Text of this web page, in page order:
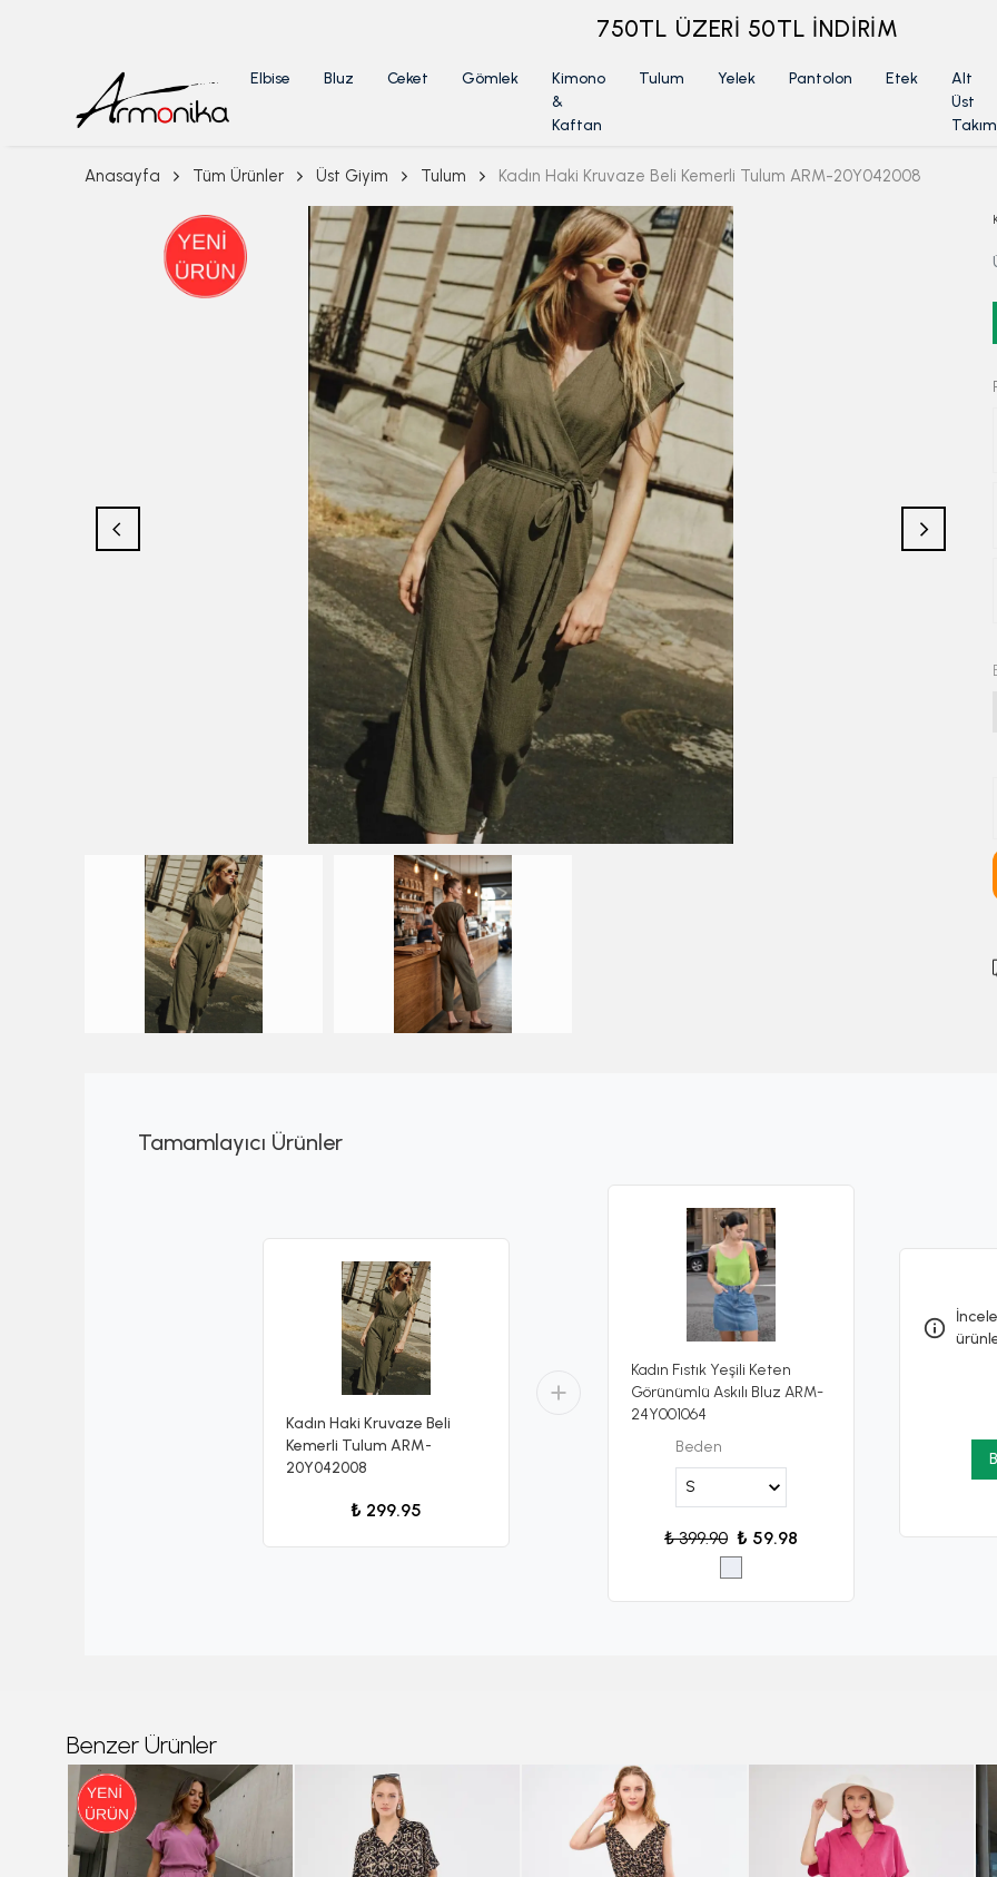
ÜYELİKSİZ SİPARİŞ İADE TALEBİ İÇİN TIKLA
Elbise Bluz Ceket Gömlek
Kimono
&
Kaftan
Tulum Yelek Pantolon Etek
Alt
Üst
Takım
Anasayfa Tüm Ürünler Üst Giyim Tulum Kadın Haki Kruvaze Beli Kemerli Tulum ARM-20Y042008
Tamamlayıcı Ürünler
Kadın Haki Kruvaze Beli
Kemerli Tulum ARM-
20Y042008
₺ 299.95
Kadın Fıstık Yeşili Keten
Görünümlü Askılı Bluz ARM-
24Y001064
Beden
₺ 399.90 ₺ 59.98
Benzer Ürünler